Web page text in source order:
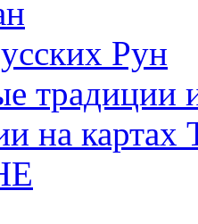
Рун
традиции
на картах